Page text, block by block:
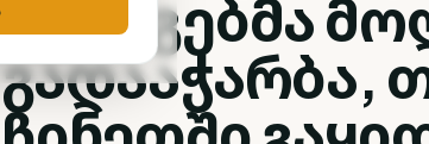
შედეგებმა
გადააჭარბა,